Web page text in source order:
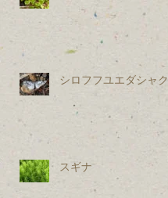
シロフフユエダシャク
スギナ